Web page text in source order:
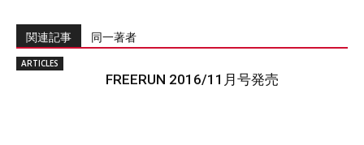
関連記事 同一著者
ARTICLES
FREERUN 2016/11月号発売